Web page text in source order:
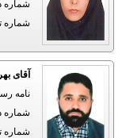
شماره
شماره
آقای
نامه
شماره
شماره